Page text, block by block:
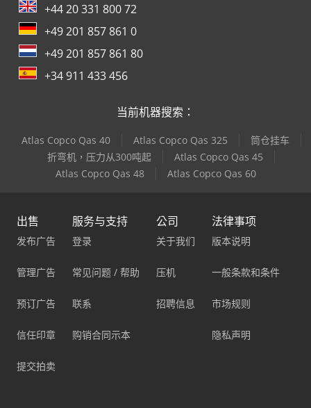
+44 20 331 800 72
+49 201 857 861 0
+49 201 857 861 80
+34 911 433 456
当前机器搜索：
Atlas Copco Qas 40 Atlas Copco Qas 325
筒仓挂车
折弯机，压力从300吨起
Atlas Copco Qas 45
Atlas Copco Qas 48
Atlas Copco Qas 60
出售
发布广告
管理广告
预订广告
信任印章
提交拍卖
服务与支持
登录
常见问题 / 帮助
联系
购销合同示本
公司
关于我们
压机
招聘信息
法律事项
版本说明
一般条款和条件
市场规则
隐私声明